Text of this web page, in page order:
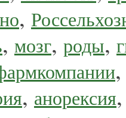
,
, мозг, роды,
, анорексия